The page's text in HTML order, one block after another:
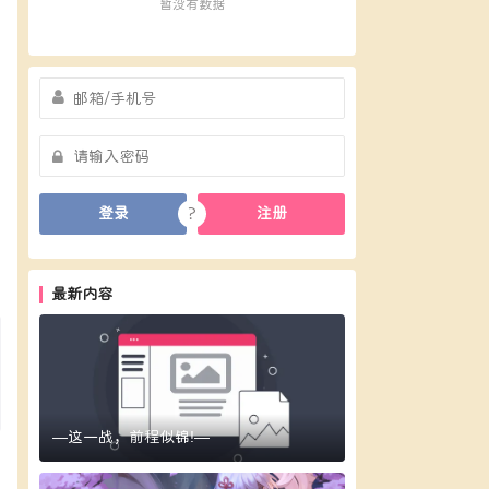
暂没有数据
登录 ? 注册
最新内容
—这一战，前程似锦!—